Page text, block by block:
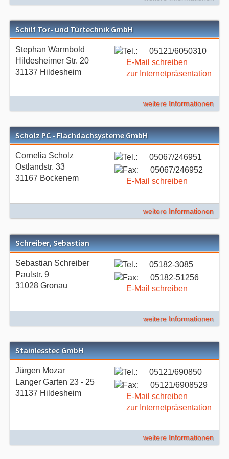
Schilf Tor- und Türtechnik GmbH
Stephan Warmbold
Hildesheimer Str. 20
31137 Hildesheim
05121/6050310
E-Mail schreiben
zur Internetpräsentation
weitere Informationen
Scholz PC - Flachdachsysteme GmbH
Cornelia Scholz
Ostlandstr. 33
31167 Bockenem
05067/246951
05067/246952
E-Mail schreiben
weitere Informationen
Schreiber, Sebastian
Sebastian Schreiber
Paulstr. 9
31028 Gronau
05182-3085
05182-51256
E-Mail schreiben
weitere Informationen
Stainlesstec GmbH
Jürgen Mozar
Langer Garten 23 - 25
31137 Hildesheim
05121/690850
05121/6908529
E-Mail schreiben
zur Internetpräsentation
weitere Informationen